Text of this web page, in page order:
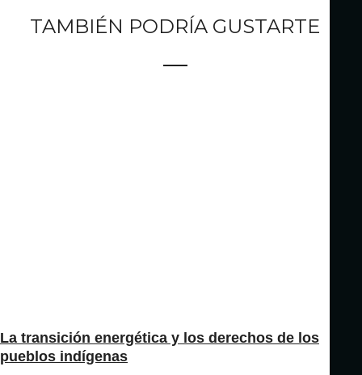
TAMBIÉN PODRÍA GUSTARTE
La transición energética y los derechos de los
pueblos indígenas